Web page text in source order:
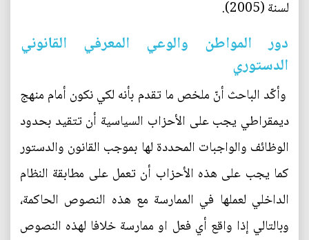
لسنة (2005).
دور المواطن والوعي المعرفي القانوني
الدستوري
وأكّد الباحث أنّ ملخص ما تقدم بأنه لكي نكون أمام منهج
ديمقراطي يجب على الأحزاب السياسية أن تتقيد بحدود
الوظائف والواجبات المحددة لها بموجب القانون والدستور
كما يجب على هذه الأحزاب أن تعمل على مطابقة النظام
الداخلي لعملها في الممارسة مع هذه النصوص الحاكمة،
وبالتالي إذا واقع أي فعل او ممارسة خلافا لهذه النصوص